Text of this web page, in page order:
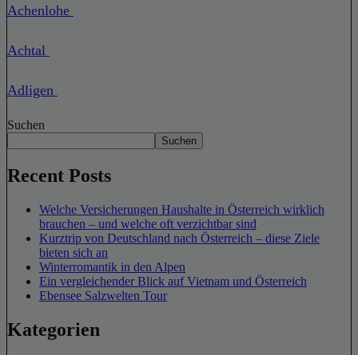
Achenlohe
Achtal
Adligen
Suchen
Suchen
Recent Posts
Welche Versicherungen Haushalte in Österreich wirklich
brauchen – und welche oft verzichtbar sind
Kurztrip von Deutschland nach Österreich – diese Ziele
bieten sich an
Winterromantik in den Alpen
Ein vergleichender Blick auf Vietnam und Österreich
Ebensee Salzwelten Tour
Kategorien